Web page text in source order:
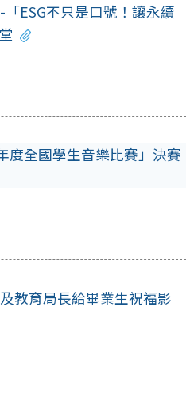
ESG不只是口號！讓永續
度全國學生音樂比賽」決賽
教育局長給畢業生祝福影